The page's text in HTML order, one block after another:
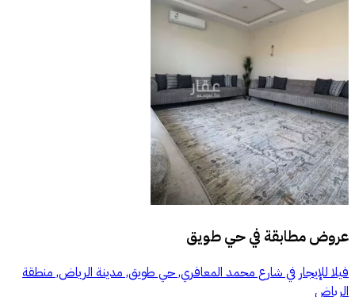
عروض مطابقة فيحي طويق
فيلا للإيجار في شارع محمد المعافري, حي طويق, مدينة الرياض, منطقة
الرياض